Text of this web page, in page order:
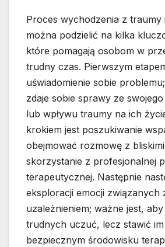
Proces wychodzenia z traumy
można podzielić na kilka
które pomagają osobom w
trudny czas. Pierwszym
uświadomienie sobie
zdaje sobie sprawy ze
lub wpływu traumy na ich
krokiem jest poszukiwanie
obejmować rozmowę z
skorzystanie z profesjonalnej
terapeutycznej. Następnie
eksploracji emocji związanych
uzależnieniem; ważne jest,
trudnych uczuć, lecz stawić im
bezpiecznym środowisku